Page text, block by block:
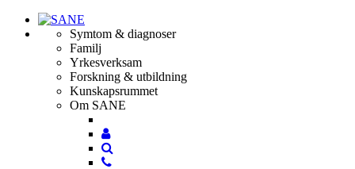
Symtom & diagnoser
Familj
Yrkesverksam
Forskning & utbildning
Kunskapsrummet
Om SANE
Mina
sidor
Mina
sidor
Sök
Sök